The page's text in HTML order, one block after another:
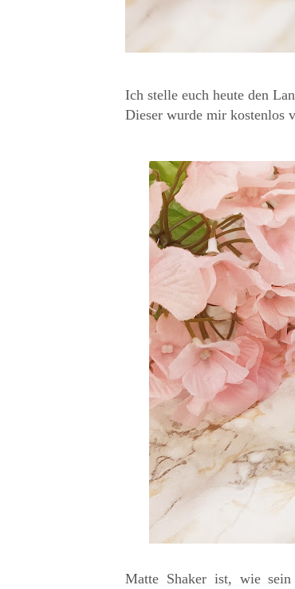
Ich stelle euch heute den
Dieser wurde mir kostenlos
Matte Shaker ist, wie